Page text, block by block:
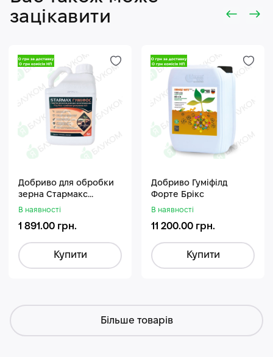
зацікавити
Добриво для обробки
зерна Стармакс
Гуміфос
В наявності
1 891.00 грн.
Купити
Добриво Гуміфілд
Форте Брікс
В наявності
11 200.00 грн.
Купити
Більше товарів